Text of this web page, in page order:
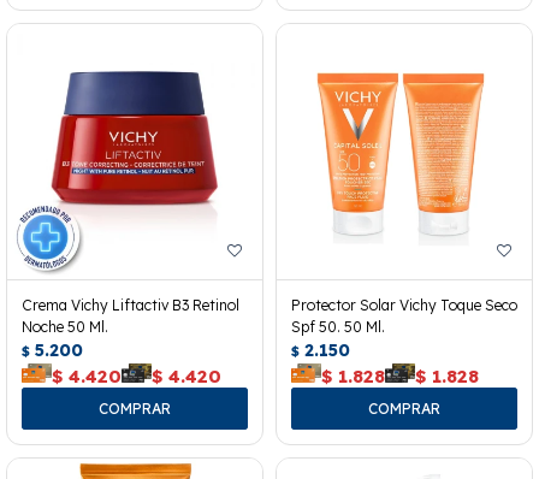
Crema Vichy Liftactiv B3 Retinol
Noche 50 Ml.
$ 5.200
$ 4.420 $ 4.420
Protector Solar Vichy Toque Seco
Spf 50. 50 Ml.
$ 2.150
$ 1.828 $ 1.828